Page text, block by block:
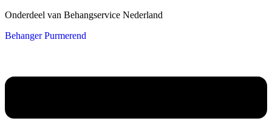
Onderdeel van Behangservice Nederland
Behanger Purmerend